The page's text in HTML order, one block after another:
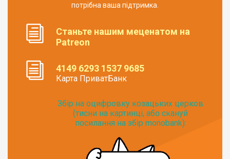
потрібна ваша підтримка.
Станьте нашим меценатом на
Patreon
4149 6293 1537 9685
Карта ПриватБанк
Збір на оцифровку козацьких церков
(тисни на картинці, або скануй
посилання на збір monobank):